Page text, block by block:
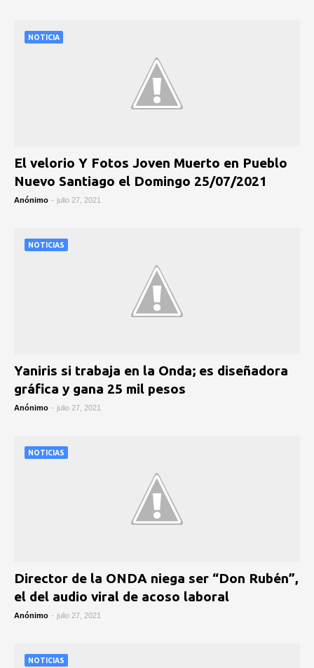
NOTICIA
El velorio Y Fotos Joven Muerto en Pueblo
Nuevo Santiago el Domingo 25/07/2021
Anónimo - julio 27, 2021
NOTICIAS
Yaniris si trabaja en la Onda; es diseñadora
gráfica y gana 25 mil pesos
Anónimo - julio 27, 2021
NOTICIAS
Director de la ONDA niega ser “Don Rubén”,
el del audio viral de acoso laboral
Anónimo - julio 27, 2021
NOTICIAS